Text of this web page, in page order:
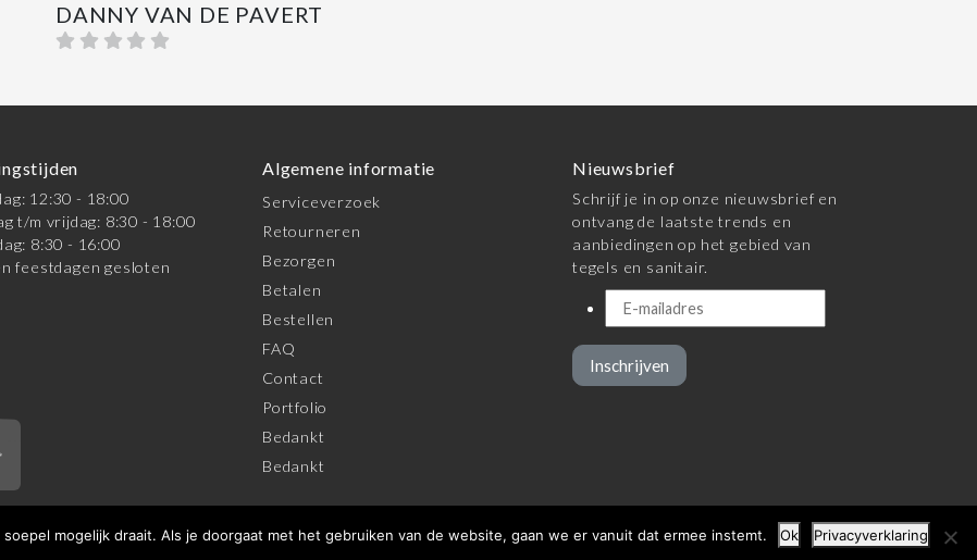
DANNY VAN DE PAVERT
12:30 - 18:00
t/m vrijdag: 8:30 - 18:00
8:30 - 16:00
feestdagen gesloten
*
Algemene informatie
Serviceverzoek
Retourneren
Bezorgen
Betalen
Bestellen
FAQ
Contact
Portfolio
Bedankt
Bedankt
Nieuwsbrief
Schrijf je in op onze nieuwsbrief en
ontvang de laatste trends en
aanbiedingen op het gebied van
tegels en sanitair.
Inschrijven
|Privacy
mogelijk draait. Als je doorgaat met het gebruiken van de website, gaan we er vanuit dat ermee instemt. Ok Privacyverklaring